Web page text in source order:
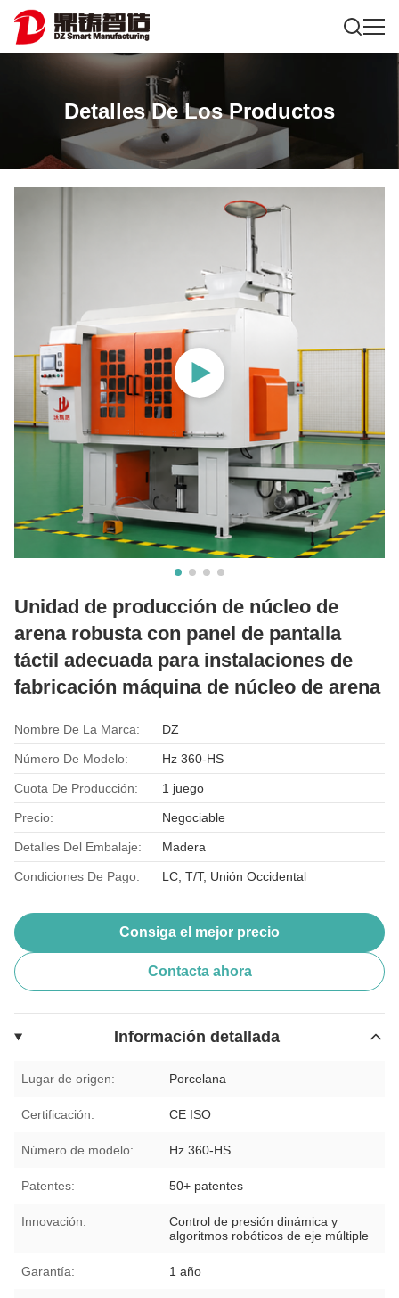
Detalles De Los Productos
Unidad de producción de núcleo de
arena robusta con panel de pantalla
táctil adecuada para instalaciones de
fabricación máquina de núcleo de arena
Nombre De La Marca: DZ
Número De Modelo: Hz 360-HS
Cuota De Producción: 1 juego
Precio: Negociable
Detalles Del Embalaje: Madera
Condiciones De Pago: LC, T/T, Unión Occidental
Consiga el mejor precio
Contacta ahora
Información detallada
Lugar de origen: Porcelana
Certificación: CE ISO
Número de modelo: Hz 360-HS
Patentes: 50+ patentes
Innovación:
Control de presión dinámica y
algoritmos robóticos de eje múltiple
Garantía: 1 año